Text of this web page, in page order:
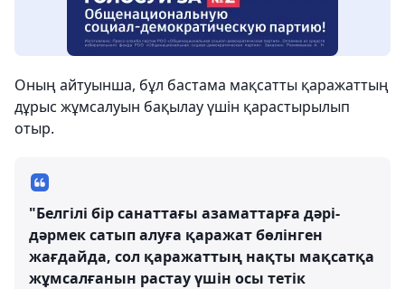
Оның айтуынша, бұл бастама мақсатты қаражаттың
дұрыс жұмсалуын бақылау үшін қарастырылып
отыр.
"Белгілі бір санаттағы азаматтарға дәрі-
дәрмек сатып алуға қаражат бөлінген
жағдайда, сол қаражаттың нақты мақсатқа
жұмсалғанын растау үшін осы тетік